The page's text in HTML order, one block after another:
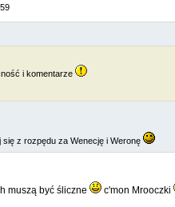
i komentarze
się z rozpędu za Wenecję i Weronę
muszą być śliczne c'mon Mrooczki